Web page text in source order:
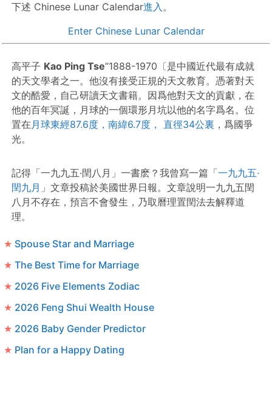
下述 Chinese Lunar Calendar進入。
Enter Chinese Lunar Calendar
高平子 Kao Ping Tse”1888-1970〔是中國近代最有成就
的天文學者之一。他沒有接受正規的天文教育。憑著對天
文的酷愛，自己研讀天文書籍。因爲他對天文的貢獻，在
他的百年冥誕，月球的一個環形月坑以他的名字爲名。位
置在月球東經87.6度，南緯6.7度， 直徑34公裏 ，爲國爭
光。
記得「一九九五·閏八月」一書麽？我曾寫一篇「一九九五·
閏九月 」文章投稿於美國世界日報。文章說明一九九五閏
八月不存在，預言不會發生，乃取曆理置閏法去解釋道
理。
Spouse Star and Marriage
The Best Time for Marriage
2026 Five Elements Zodiac
2026 Feng Shui Wealth House
2026 Baby Gender Predictor
Plan for a Happy Dating